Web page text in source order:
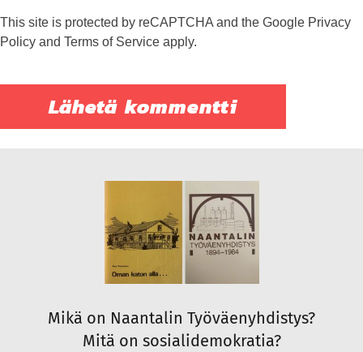
This site is protected by reCAPTCHA and the Google Privacy
Policy and Terms of Service apply.
Mikä on Naantalin Työväenyhdistys?
Mitä on sosialidemokratia?